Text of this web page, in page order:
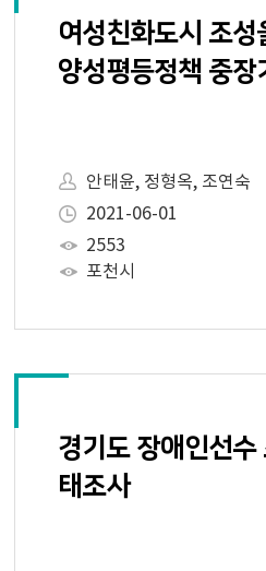
여성친화도시 조성
양성평등정책 중장
안태윤, 정형옥, 조연숙
2021-06-01
2553
포천시
경기도 장애인선수
태조사